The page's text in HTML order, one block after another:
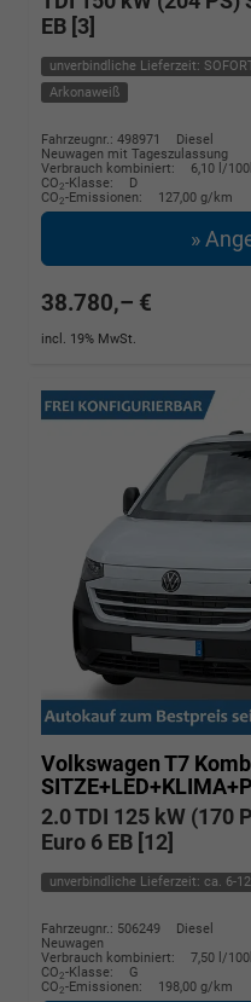
EB [3]
unverbindliche Lieferzeit:
Arkonaweiß
Fahrzeugnr.: 498971
Diesel
Neuwagen mit Tageszulassung
Verbrauch kombiniert:
6,10 l/
CO2-Klasse:
D
CO2-Emissionen: 127,00 g/km
»
38.780,– €
incl. 19% MwSt.
Volkswagen T7
2.0 TDI 125 kW (170
Euro 6 EB [12]
unverbindliche Lieferzeit: ca. 6-
Fahrzeugnr.: 506249
Diesel
Neuwagen
Verbrauch kombiniert:
7,50 l/
CO2-Klasse:
G
CO2-Emissionen: 198,00 g/km